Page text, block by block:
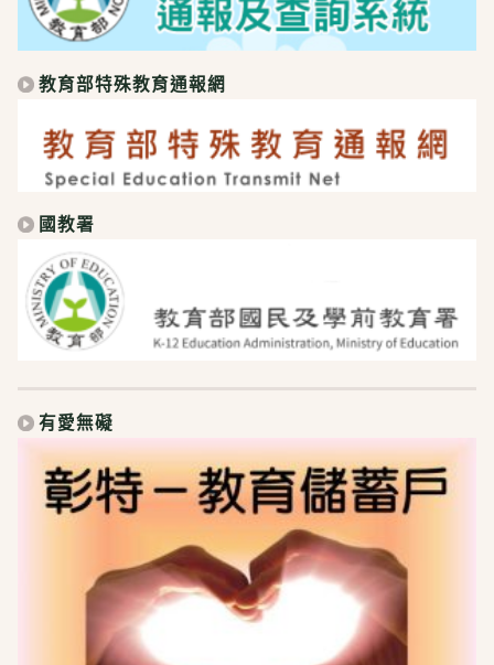
教育部特殊教育通報網
國教署
有愛無礙